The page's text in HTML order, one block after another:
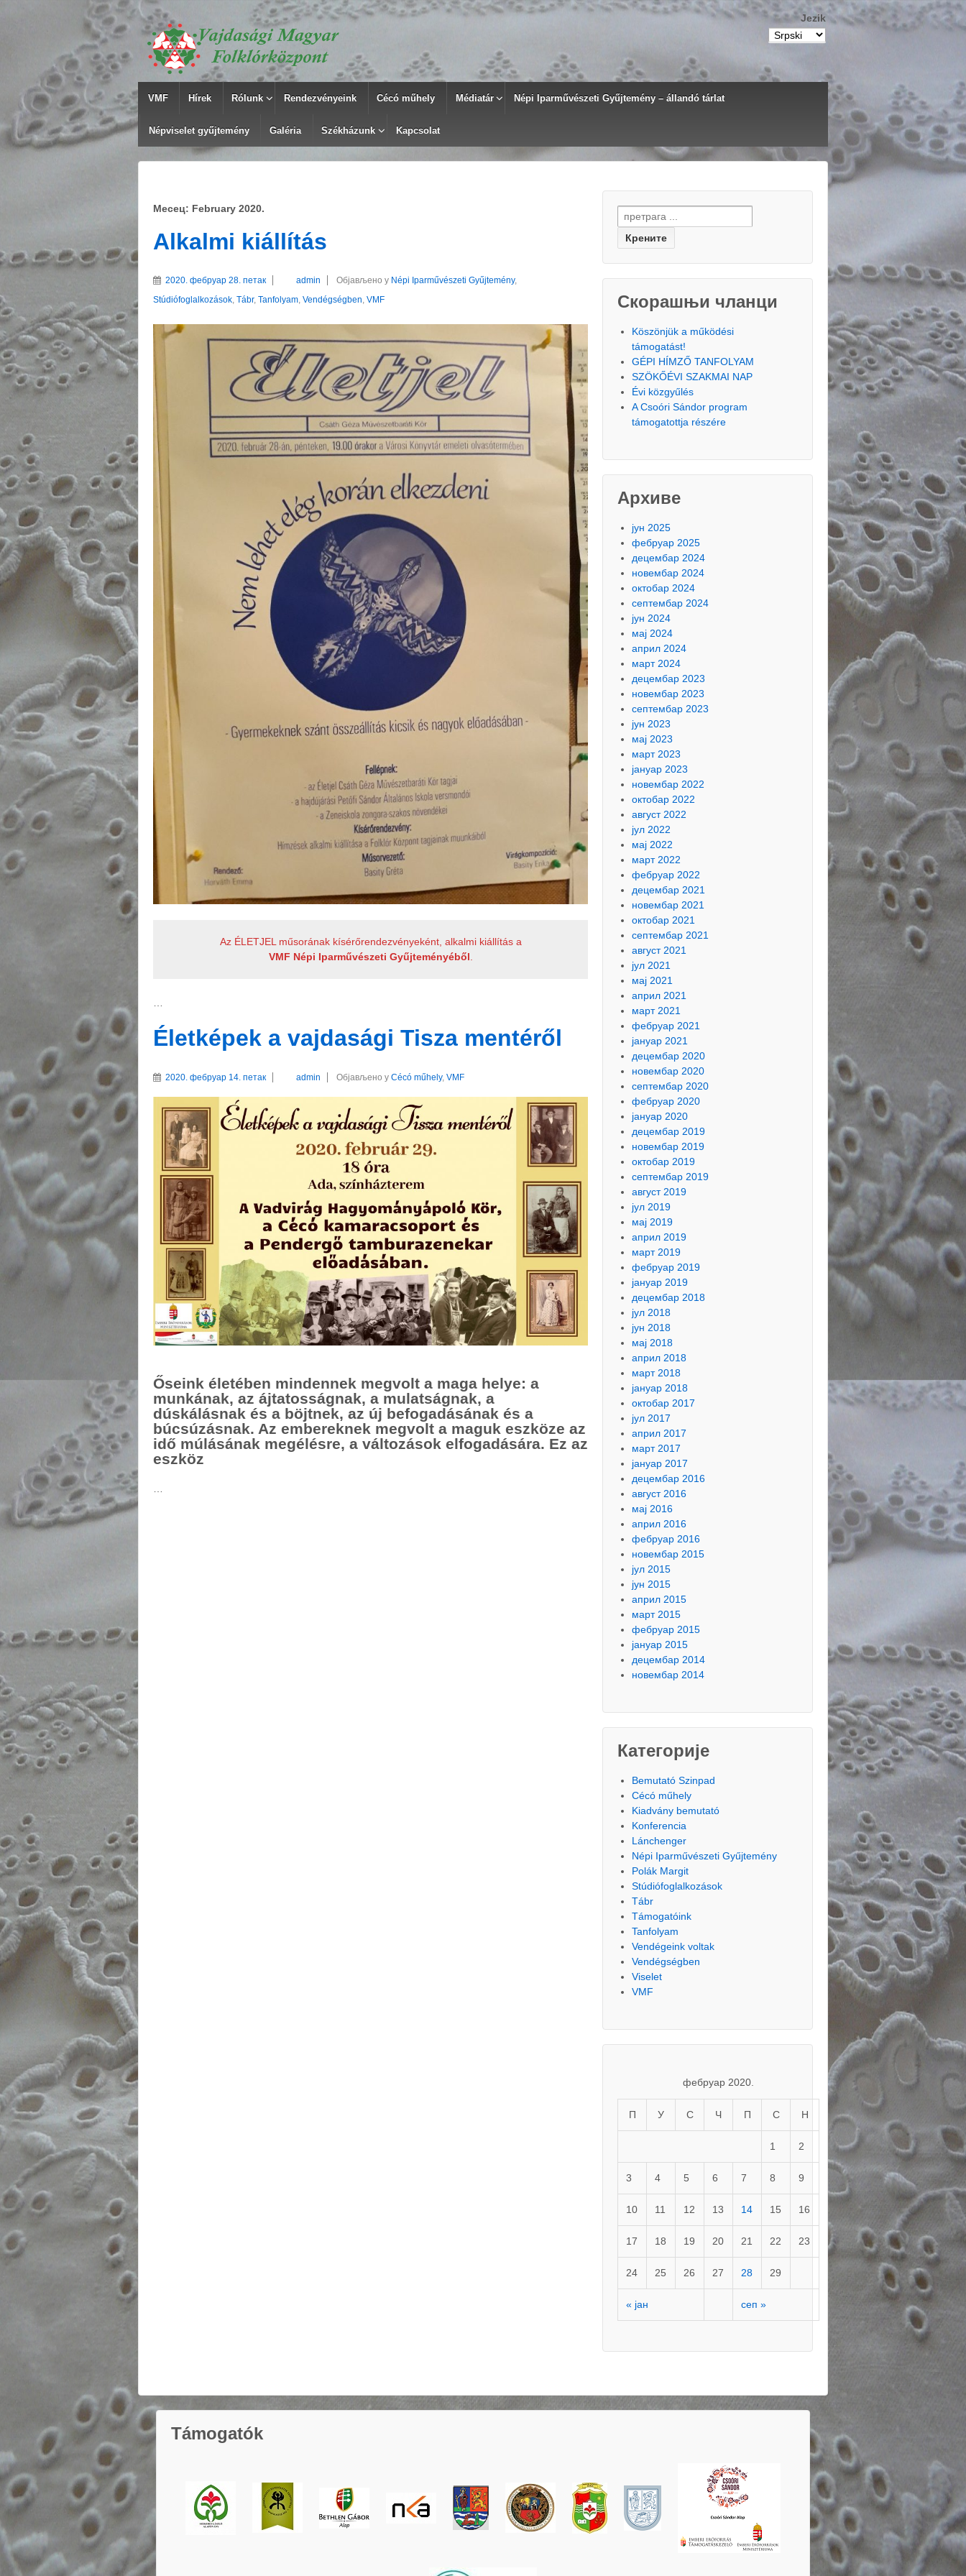
Jezik
VMF Hírek Rólunk Rendezvényeink Cécó műhely Médiatár Népi Iparművészeti Gyűjtemény – állandó tárlat
Népviselet gyűjtemény Galéria Székházunk Kapcsolat
Месец: February 2020.
Alkalmi kiállítás
2020. фебруар 28. петак admin Објављено у Népi Iparművészeti Gyűjtemény,
Stúdiófoglalkozások, Tábr, Tanfolyam, Vendégségben, VMF
Az ÉLETJEL műsorának kísérőrendezvényeként, alkalmi kiállítás a
VMF Népi Iparművészeti Gyűjteményéből.
Életképek a vajdasági Tisza mentéről
2020. фебруар 14. петак admin Објављено у Cécó műhely, VMF
Őseink életében mindennek megvolt a maga helye: a
munkának, az ájtatosságnak, a mulatságnak, a
dúskálásnak és a böjtnek, az új befogadásának és a
búcsúzásnak. Az embereknek megvolt a maguk eszköze az
idő múlásának megélésre, a változások elfogadására. Ez az
eszköz
…
Search for:
Скорашњи чланци
Köszönjük a működési
támogatást!
GÉPI HÍMZŐ TANFOLYAM
SZÖKŐÉVI SZAKMAI NAP
Évi közgyűlés
A Csoóri Sándor program
támogatottja részére
Архиве
јун 2025
фебруар 2025
децембар 2024
новембар 2024
октобар 2024
септембар 2024
јун 2024
мај 2024
април 2024
март 2024
децембар 2023
новембар 2023
септембар 2023
јун 2023
мај 2023
март 2023
јануар 2023
новембар 2022
октобар 2022
август 2022
јул 2022
мај 2022
март 2022
фебруар 2022
децембар 2021
новембар 2021
октобар 2021
септембар 2021
август 2021
јул 2021
мај 2021
април 2021
март 2021
фебруар 2021
јануар 2021
децембар 2020
новембар 2020
септембар 2020
фебруар 2020
јануар 2020
децембар 2019
новембар 2019
октобар 2019
септембар 2019
август 2019
јул 2019
мај 2019
април 2019
март 2019
фебруар 2019
јануар 2019
децембар 2018
јул 2018
јун 2018
мај 2018
април 2018
март 2018
јануар 2018
октобар 2017
јул 2017
април 2017
март 2017
јануар 2017
децембар 2016
август 2016
мај 2016
април 2016
фебруар 2016
новембар 2015
јул 2015
јун 2015
април 2015
март 2015
фебруар 2015
јануар 2015
децембар 2014
новембар 2014
Категорије
Bemutató Szinpad
Cécó műhely
Kiadvány bemutató
Konferencia
Lánchenger
Népi Iparművészeti Gyűjtemény
Polák Margit
Stúdiófoglalkozások
Tábr
Támogatóink
Tanfolyam
Vendégeink voltak
Vendégségben
Viselet
VMF
фебруар 2020.
П У С Ч П С Н
« јан сеп »
1 2
3 4 5 6 7 8 9
10 11 12 13 14 15 16
17 18 19 20 21 22 23
24 25 26 27 28 29
Támogatók